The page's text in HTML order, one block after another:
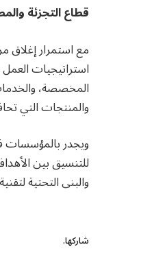
قطاع التجزئة
مع استمرار إغلاق
استراتيجيات
المخصصة،
والمنتجات التي
ويجدر بالمؤسسات
للتنسيق بين
والبنى التحتية
شاركها.